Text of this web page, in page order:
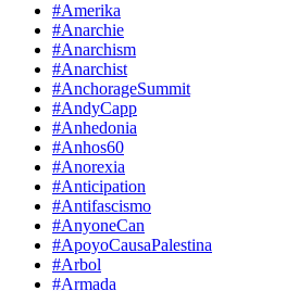
#Amerika
#Anarchie
#Anarchism
#Anarchist
#AnchorageSummit
#AndyCapp
#Anhedonia
#Anhos60
#Anorexia
#Anticipation
#Antifascismo
#AnyoneCan
#ApoyoCausaPalestina
#Arbol
#Armada